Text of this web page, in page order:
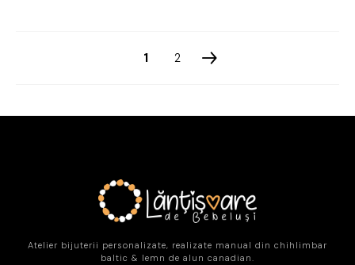
1 2
Atelier bijuterii personalizate, realizate manual din chihlimbar
baltic & lemn de alun canadian.